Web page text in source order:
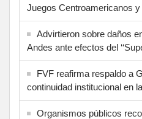
Juegos Centroamericanos y
Advirtieron sobre daños
Andes ante efectos del
FVF reafirma respaldo a
continuidad institucional en
Organismos públicos